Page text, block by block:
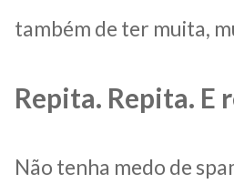
também de ter muita,
Repita. Repita. E
Não tenha medo de